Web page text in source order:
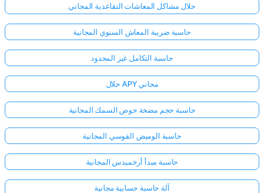
حلال مشاكل المعاشات التقاعدية المجاني
حاسبة ضريبة المعاش السنوي المجانية
حاسبة التكامل غير المحدود
حلال APY مجاني
حاسبة حجم مضخة حوض السمك المجانية
حاسبة الوميض القوسي المجانية
حاسبة مبدأ أرخميدس المجانية
آلة حاسبة حسابية مجانية